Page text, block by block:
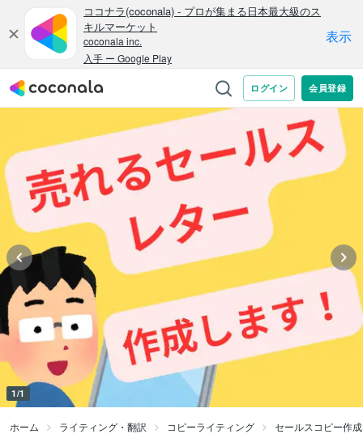
1/1
ホーム ライティング・翻訳 コピーライティング セールスコピー作成